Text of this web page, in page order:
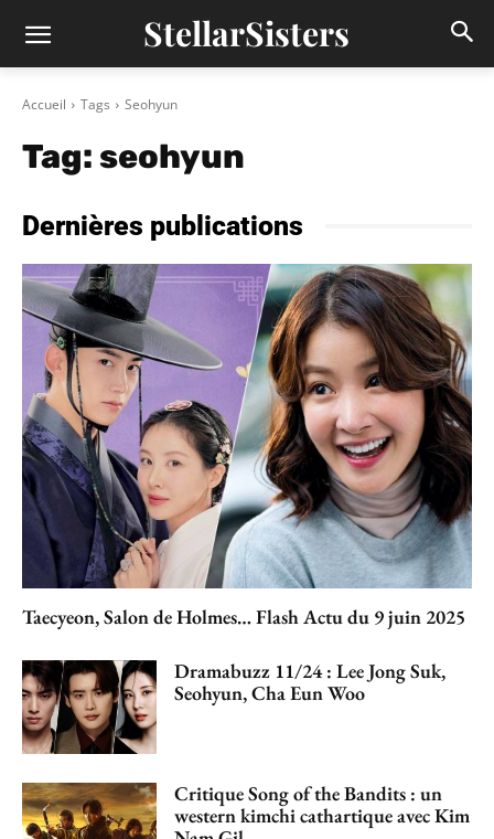
StellarSisters
Accueil Tags Seohyun
Tag:seohyun
Dernières publications
Taecyeon, Salon de Holmes… Flash Actu du 9 juin 2025
Dramabuzz 11/24 : Lee Jong Suk,
Seohyun, Cha Eun Woo
Critique Song of the Bandits : un
western kimchi cathartique avec Kim